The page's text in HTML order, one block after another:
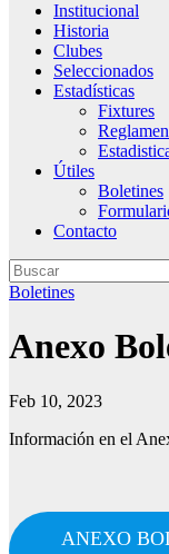
Institucional
Historia
Clubes
Seleccionados
Estadísticas
Fixtures
Útiles
Boletines
Contacto
Boletines
Anexo
Feb 10, 2023
Información en el
ANEXO